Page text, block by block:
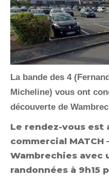
La bande des 4
Micheline) vous ont
découverte de
Le rendez-vous est
commercial MATCH
Wambrechies avec
randonnées à 9h15